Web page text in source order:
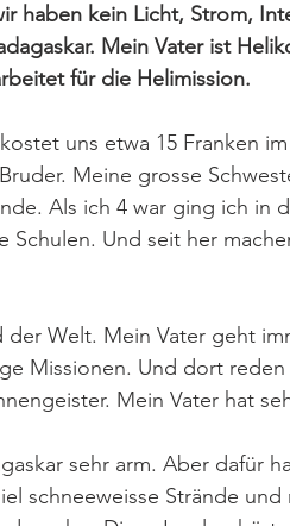
haben kein Licht, Strom,
Mein Vater ist
für die Helimission.
uns etwa 15 Franken
Meine grosse
Als ich 4 war ging ich in
Und seit her
der Welt. Mein Vater geht
Missionen. Und dort
Mein Vater hat
sehr arm. Aber dafür
schneeweisse Strände